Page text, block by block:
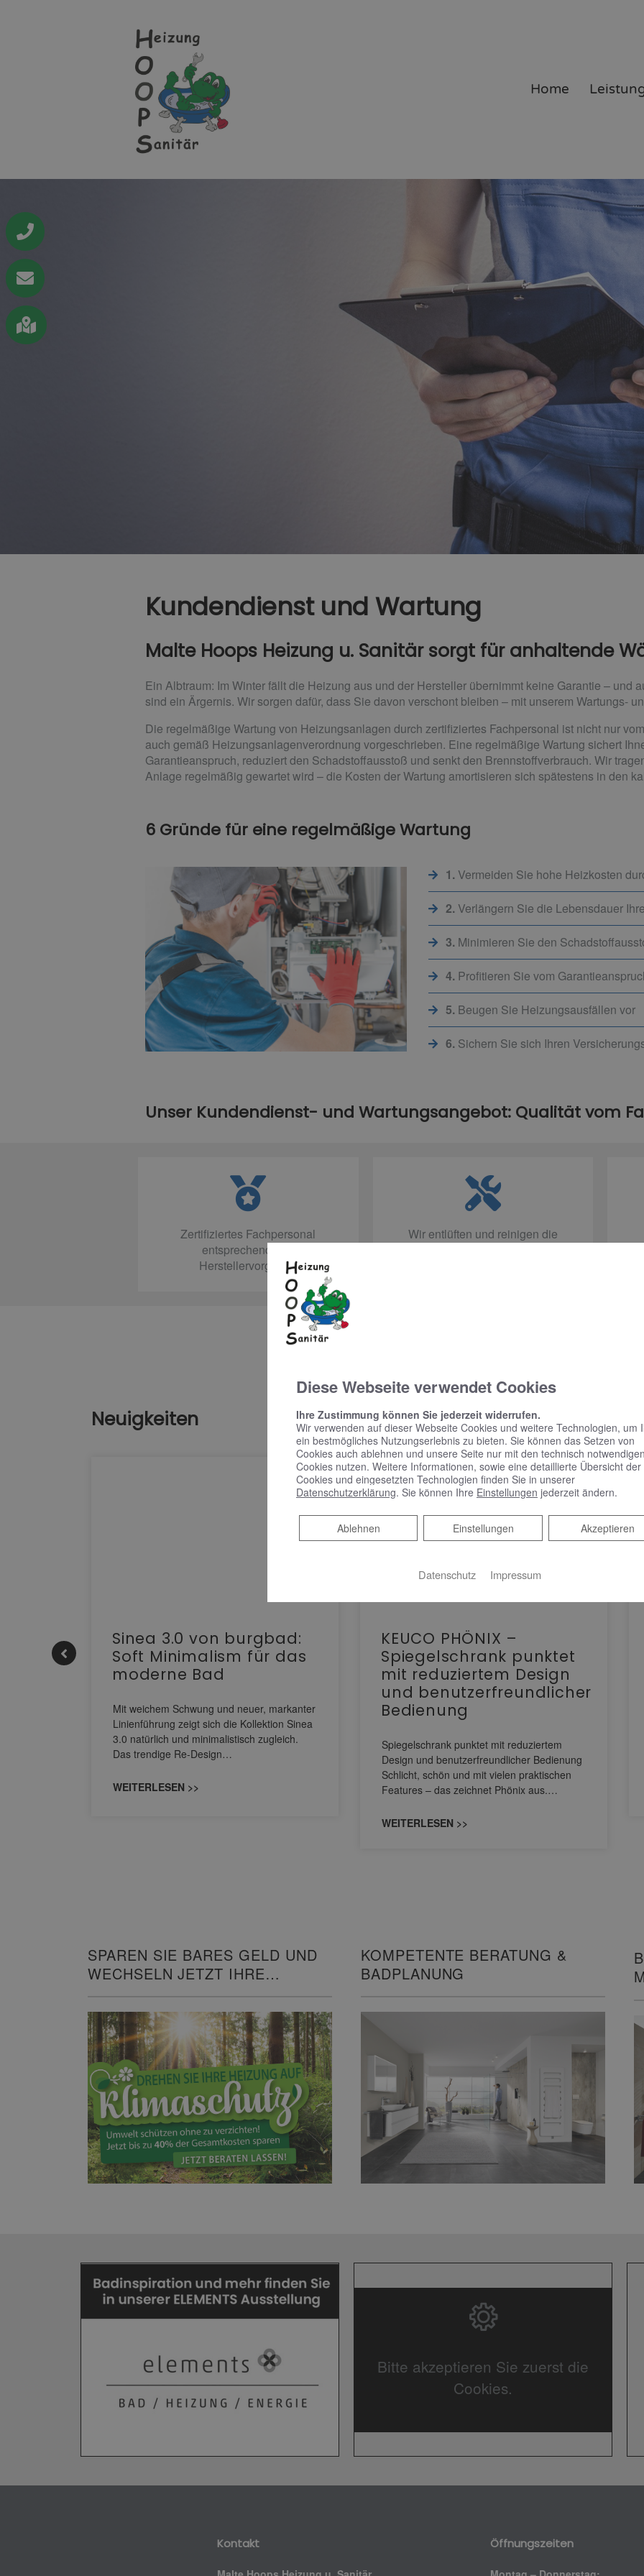
Home
Kundendienst und Wartung
Malte Hoops Heizung u. Sanitär sorgt für anhaltende
Ein Albtraum: Im Winter fällt die Heizung aus und der Hersteller übernimmt keine Garantie – und
sind ein Ärgernis. Wir sorgen dafür, dass Sie davon verschont bleiben – mit unserem Wartungs-
Die regelmäßige Wartung von Heizungsanlagen durch zertifiziertes Fachpersonal ist nicht nur
auch gemäß Heizungsanlagenverordnung vorgeschrieben. Eine regelmäßige Wartung sichert
Garantieanspruch, reduziert den Schadstoffausstoß und senkt den Brennstoffverbrauch. Wir
Anlage regelmäßig gewartet wird – die Kosten der Wartung amortisieren sich spätestens in den
6 Gründe für eine regelmäßige Wartung
1.Vermeiden Sie hohe Heizkosten
2.Verlängern Sie die Lebensdauer
3.Minimieren Sie den
4.Profitieren Sie vom
5.Beugen Sie Heizungsausfällen vor
6.Sichern Sie sich Ihren
Unser Kundendienst- und Wartungsangebot: Qualität vom
Zertifiziertes Fachpersonal
entsprechend den
Herstellervorgaben
Wir entlüften und reinigen die
Neuigkeiten
Sinea 3.0 von burgbad:
Soft Minimalism für das
moderne Bad
Mit weichem Schwung und neuer, markanter
Linienführung zeigt sich die Kollektion Sinea
3.0 natürlich und minimalistisch zugleich.
Das trendige Re-Design…
WEITERLESEN >>
KEUCO PHÖNIX –
Spiegelschrank punktet
mit reduziertem Design
und benutzerfreundlicher
Bedienung
Spiegelschrank punktet mit reduziertem
Design und benutzerfreundlicher Bedienung
Schlicht, schön und mit vielen praktischen
Features – das zeichnet Phönix aus.…
WEITERLESEN >>
SPAREN SIE BARES GELD UND
WECHSELN JETZT IHRE
KOMPETENTE BERATUNG &
BADPLANUNG
Bitte akzeptieren Sie zuerst die
Cookies.
Kontakt Öffnungszeiten
Diese Webseite verwendet Cookies
Ihre Zustimmung können Sie jederzeit widerrufen.
Wir verwenden auf dieser Webseite Cookies und weitere Technologien, um
ein bestmögliches Nutzungserlebnis zu bieten. Sie können das Setzen von
Cookies auch ablehnen und unsere Seite nur mit den technisch notwendigen
Cookies nutzen. Weitere Informationen, sowie eine detaillierte Übersicht der
Cookies und eingesetzten Technologien finden Sie in unserer
Datenschutzerklärung. Sie können Ihre Einstellungen jederzeit ändern.
Akzeptieren
Einstellungen
Ablehnen
Ablehnen
Datenschutz Impressum